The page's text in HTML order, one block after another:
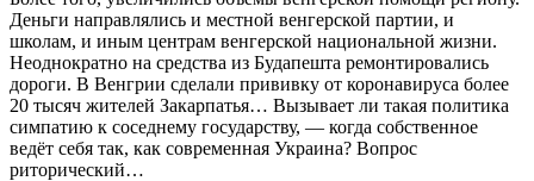
Деньги направлялись и местной венгерской партии, и
школам, и иным центрам венгерской национальной жизни.
Неоднократно на средства из Будапешта ремонтировались
дороги. В Венгрии сделали прививку от коронавируса более
20 тысяч жителей Закарпатья… Вызывает ли такая политика
симпатию к соседнему государству, — когда собственное
ведёт себя так, как современная Украина? Вопрос
риторический…